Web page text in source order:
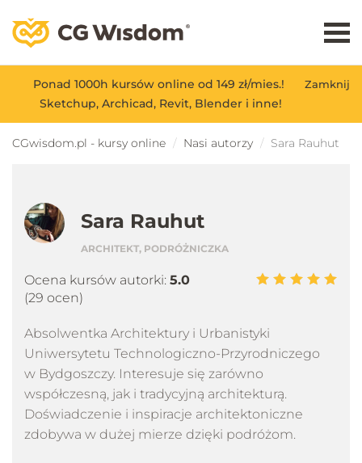
Zamknij
Ponad 1000h kursów online od 149 zł/mies.!
Sketchup, Archicad, Revit, Blender i inne!
CGwisdom.pl - kursy online Nasi autorzy Sara Rauhut
Sara Rauhut
ARCHITEKT, PODRÓŻNICZKA
Ocena kursów autorki: 5.0
(29 ocen)
Absolwentka Architektury i Urbanistyki
Uniwersytetu Technologiczno-Przyrodniczego
w Bydgoszczy. Interesuje się zarówno
współczesną, jak i tradycyjną architekturą.
Doświadczenie i inspiracje architektoniczne
zdobywa w dużej mierze dzięki podróżom.